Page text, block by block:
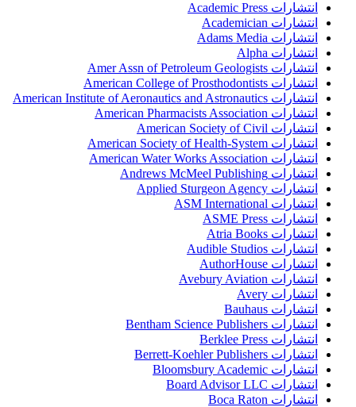
انتشارات Academic Press
انتشارات Academician
انتشارات Adams Media
انتشارات Alpha
انتشارات Amer Assn of Petroleum Geologists
انتشارات American College of Prosthodontists
انتشارات American Institute of Aeronautics and Astronautics
انتشارات American Pharmacists Association
انتشارات American Society of Civil
انتشارات American Society of Health-System
انتشارات American Water Works Association
انتشارات Andrews McMeel Publishing
انتشارات Applied Sturgeon Agency
انتشارات ASM International
انتشارات ASME Press
انتشارات Atria Books
انتشارات Audible Studios
انتشارات AuthorHouse
انتشارات Avebury Aviation
انتشارات Avery
انتشارات Bauhaus
انتشارات Bentham Science Publishers
انتشارات Berklee Press
انتشارات Berrett-Koehler Publishers
انتشارات Bloomsbury Academic
انتشارات Board Advisor LLC
انتشارات Boca Raton